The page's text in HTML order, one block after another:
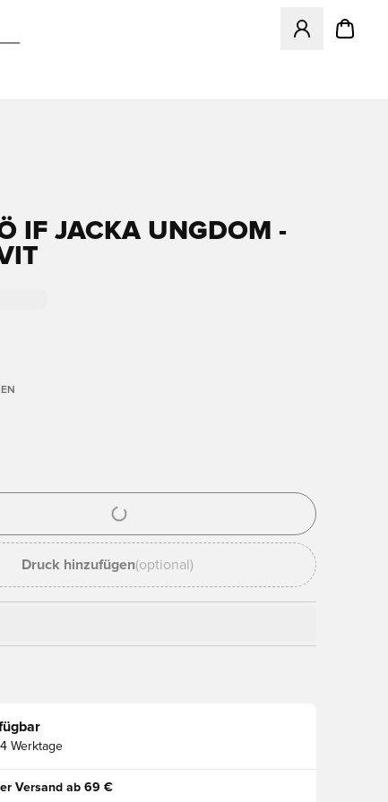
Öffnet ein
IF JACKA UNGDOM -
Fenster zum Anmelden oder Registrieren als Mitglied
Druck hinzufügen(optional)
Werktage
Versand ab 69 €